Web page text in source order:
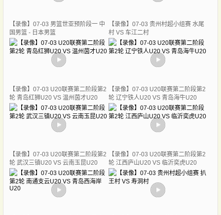
【录像】07-03 男篮世亚预阶段一 中
国男篮 - 日本男篮
【录像】07-03 贵州村超小组赛 水尾
村 VS 车江二村
【录像】07-03 U20联赛第二阶段第2
轮 青岛红狮U20 VS 温州茵才U20
【录像】07-03 U20联赛第二阶段第2
轮 辽宁铁人U20 VS 青岛海牛U20
【录像】07-03 U20联赛第二阶段第2
轮 武汉三镇U20 VS 云南玉昆U20
【录像】07-03 U20联赛第二阶段第2
轮 江西庐山U20 VS 临沂奕虎U20